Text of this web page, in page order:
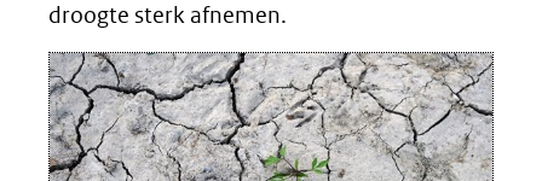
droogte sterk afnemen.